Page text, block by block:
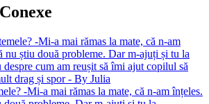
-Mi-a mai rămas la mate, că n-am înțeles.